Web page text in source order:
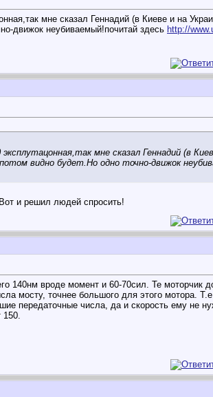
мне сказал Геннадий (в Киеве и на
движок неубиваемый!почитай здесь http://
мне сказал Геннадий (в
видно будет.Но одно точно-движок
и решил людей спросить!
140нм вроде момент и 60-70сил. Те моторчик
мосту, точнее большого для этого мотора.
передаточные числа, да и скорость ему не
150.